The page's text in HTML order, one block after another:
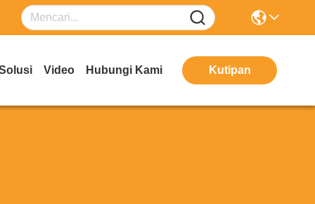
Video Hubungi Kami Kutipan